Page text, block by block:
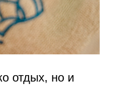
отдых, но и